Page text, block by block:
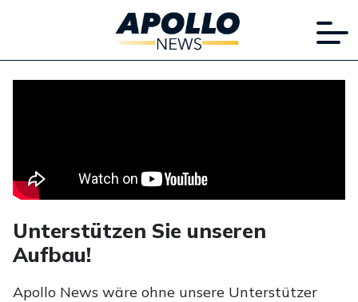
Unterstützen Sie unseren
Aufbau!
Apollo News wäre ohne unsere Unterstützer